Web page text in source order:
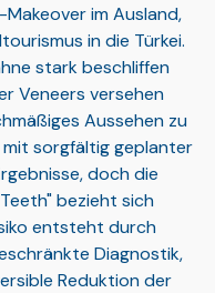
im Ausland,
in die Türkei.
stark beschliffen
Veneers versehen
Aussehen zu
mit sorgfältig geplanter
doch die
bezieht sich
entsteht durch
Diagnostik,
Reduktion der